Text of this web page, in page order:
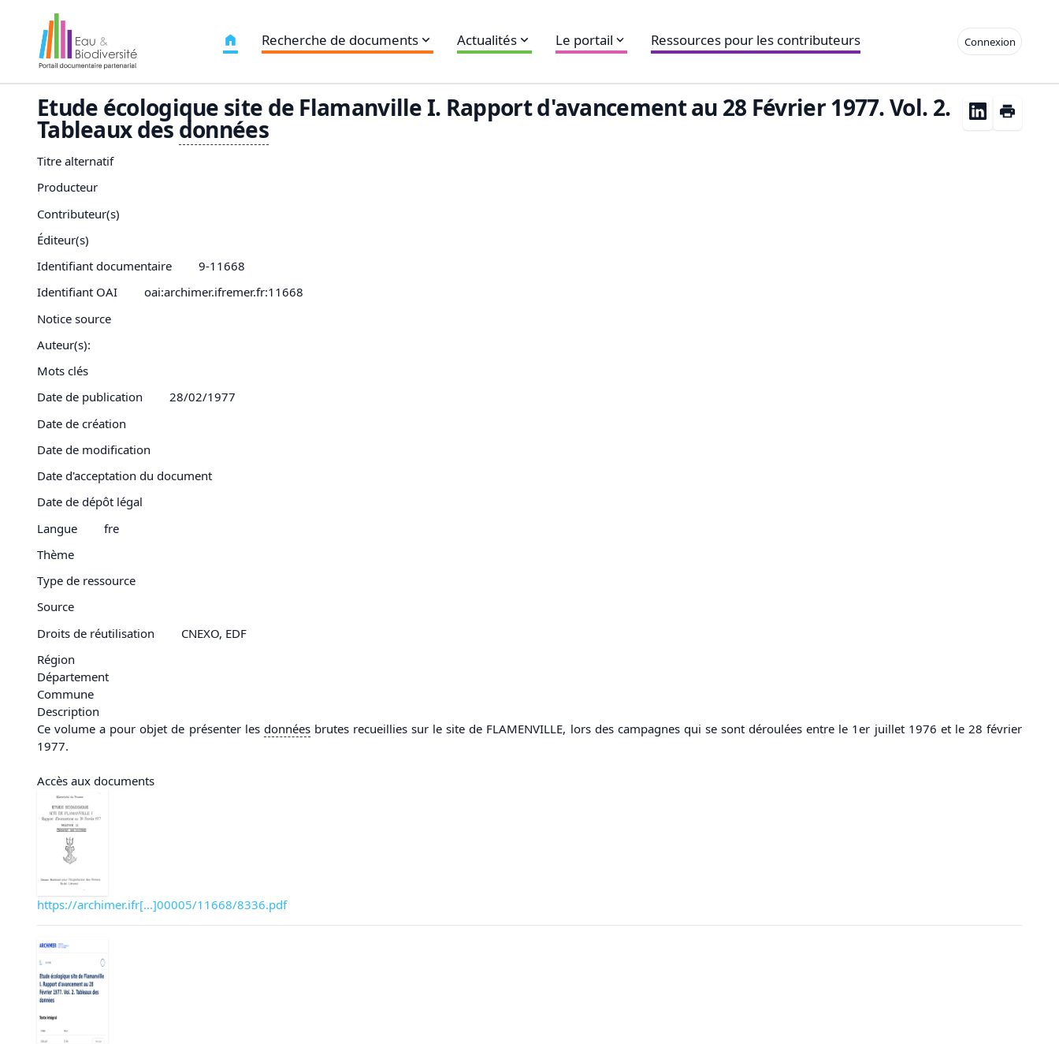
Connexion
Recherche de documents Actualités Le portail Ressources pour les contributeurs
Etude écologique site de Flamanville I. Rapport d'avancement au 28 Février 1977. Vol. 2.
Tableaux des données
Titre alternatif
Producteur
Contributeur(s)
Éditeur(s)
Identifiant documentaire
9-11668
Identifiant OAI
oai:archimer.ifremer.fr:11668
Notice source
Auteur(s):
Mots clés
Date de publication
28/02/1977
Date de création
Date de modification
Date d'acceptation du document
Date de dépôt légal
Langue
fre
Thème
Type de ressource
Source
Droits de réutilisation
CNEXO, EDF
Région
Département
Commune
Description
Ce volume a pour objet de présenter les donnéesbrutes recueillies sur le site de FLAMENVILLE, lors des campagnes qui se sont déroulées entre le 1er juillet 1976 et le 28 février
1977.
Accès aux documents
https://archimer.ifr[...]00005/11668/8336.pdf